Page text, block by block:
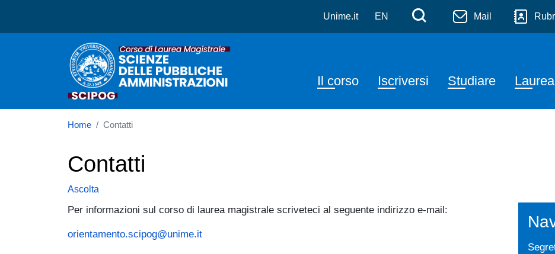
Salta al contenuto principale
Corso di laurea in Scienze delle Pubbliche
Unime.it EN Menù di servizio
Cerca Mail
Navigazione principale
Il corso Iscriversi Studiare
Home Contatti
Contatti
Ascolta
Per informazioni sul corso di laurea magistrale scriveteci al seguente indirizzo e-mail:
orientamento.scipog@unime.it